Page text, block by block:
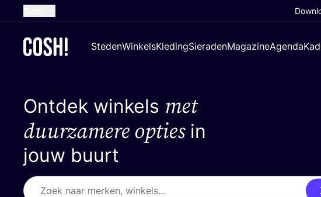
French
German
Croatian
StedenWinkelsKledingSieradenMagazineAgenda
Ontdek winkels met
duurzamere optiesin
jouw buurt